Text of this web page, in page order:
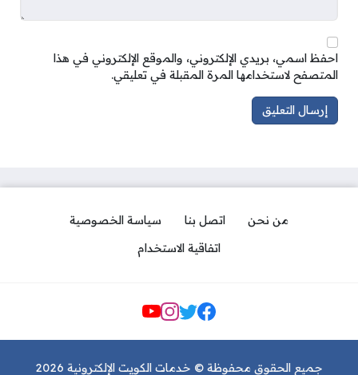
احفظ اسمي، بريدي الإلكتروني، والموقع الإلكتروني في هذا
المتصفح لاستخدامها المرة المقبلة في تعليقي.
من نحن اتصل بنا
سياسة الخصوصية
اتفاقية الاستخدام
مواقع التواصل
جميع الحقوق محفوظة © خدمات الكويت الإلكترونية 2026